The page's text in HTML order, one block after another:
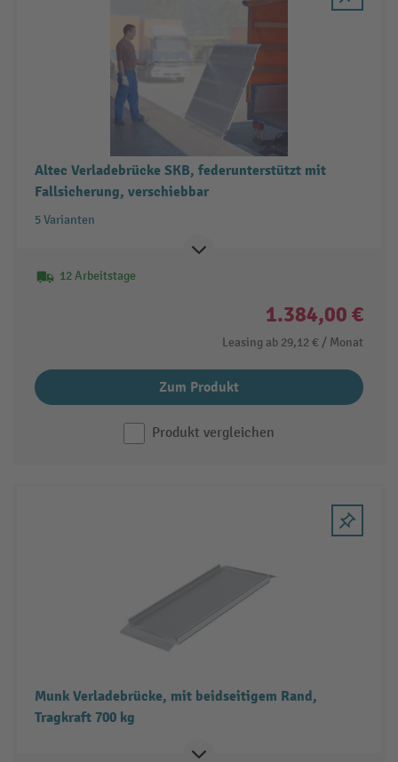
Altec Verladebrücke SKB, federunterstützt mit
Fallsicherung, verschiebbar
5 Varianten
12 Arbeitstage
1.384,00 €
Leasing ab 29,12 € / Monat
Zum Produkt
Produkt vergleichen
Munk Verladebrücke, mit beidseitigem Rand,
Tragkraft 700 kg